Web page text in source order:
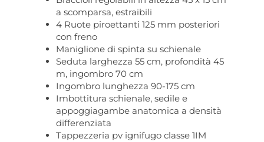
a scomparsa, estraibili
4 Ruote piroettanti 125 mm posteriori
con freno
Maniglione di spinta su schienale
Seduta larghezza 55 cm, profondità 45
m, ingombro 70 cm
Ingombro lunghezza 90-175 cm
Imbottitura schienale, sedile e
appoggiagambe anatomica a densità
differenziata
Tappezzeria pv ignifugo classe 1IM